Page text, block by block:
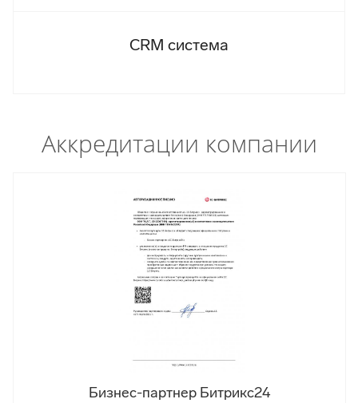
CRM система
Аккредитации компании
Бизнес-партнер Битрикс24